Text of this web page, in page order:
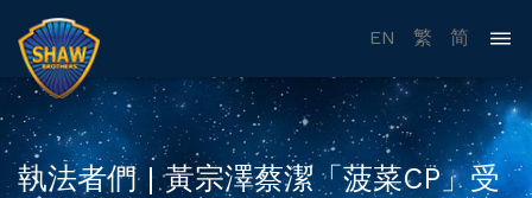
EN 繁 简
執法者們 | 黃宗澤蔡潔「菠菜CP」受